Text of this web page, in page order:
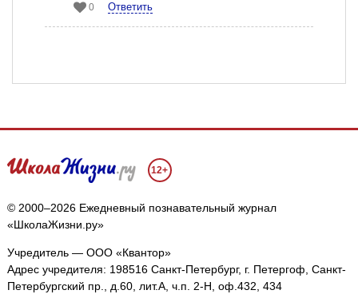
0 Ответить
12+
© 2000–2026 Ежедневный познавательный журнал
«ШколаЖизни.ру»
Учредитель — ООО «Квантор»
Адрес учредителя: 198516 Санкт-Петербург, г. Петергоф, Санкт-
Петербургский пр., д.60, лит.А, ч.п. 2-Н, оф.432, 434